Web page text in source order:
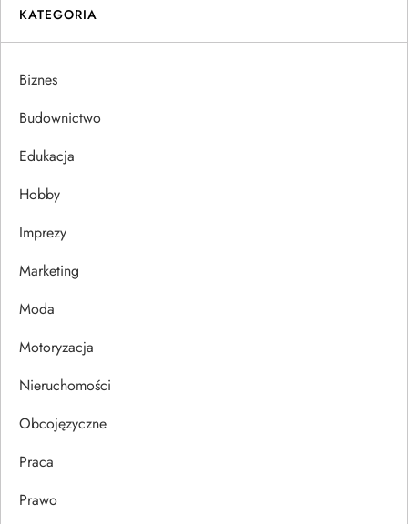
g
a
c
a
w
p
u
KATEGORIA
Biznes
Budownictwo
Edukacja
Hobby
Imprezy
Marketing
Moda
Motoryzacja
Nieruchomości
Obcojęzyczne
Praca
Prawo